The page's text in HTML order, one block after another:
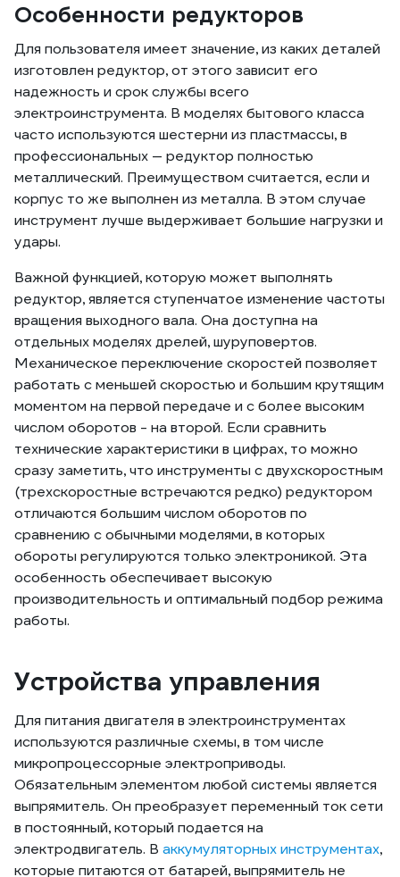
Особенности редукторов
Для пользователя имеет значение, из каких деталей
изготовлен редуктор, от этого зависит его
надежность и срок службы всего
электроинструмента. В моделях бытового класса
часто используются шестерни из пластмассы, в
профессиональных — редуктор полностью
металлический. Преимуществом считается, если и
корпус то же выполнен из металла. В этом случае
инструмент лучше выдерживает большие нагрузки и
удары.
Важной функцией, которую может выполнять
редуктор, является ступенчатое изменение частоты
вращения выходного вала. Она доступна на
отдельных моделях дрелей, шуруповертов.
Механическое переключение скоростей позволяет
работать с меньшей скоростью и большим крутящим
моментом на первой передаче и с более высоким
числом оборотов - на второй. Если сравнить
технические характеристики в цифрах, то можно
сразу заметить, что инструменты с двухскоростным
(трехскоростные встречаются редко) редуктором
отличаются большим числом оборотов по
сравнению с обычными моделями, в которых
обороты регулируются только электроникой. Эта
особенность обеспечивает высокую
производительность и оптимальный подбор режима
работы.
Устройства управления
Для питания двигателя в электроинструментах
используются различные схемы, в том числе
микропроцессорные электроприводы.
Обязательным элементом любой системы является
выпрямитель. Он преобразует переменный ток сети
в постоянный, который подается на
электродвигатель. В аккумуляторных инструментах,
которые питаются от батарей, выпрямитель не